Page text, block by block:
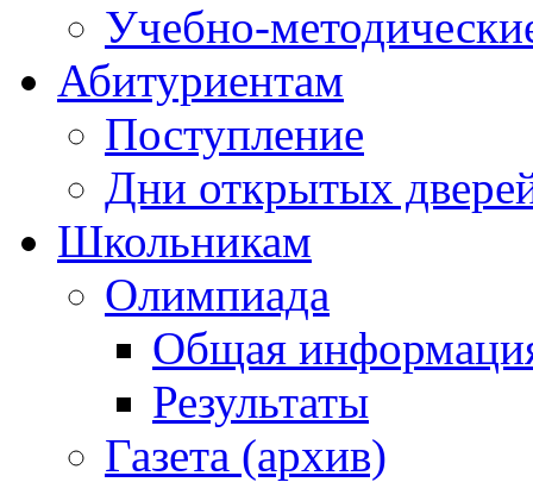
Учебно-
Абитуриентам
Поступление
Дни открытых
Школьникам
Олимпиада
Общая
Результаты
Газета (архив)